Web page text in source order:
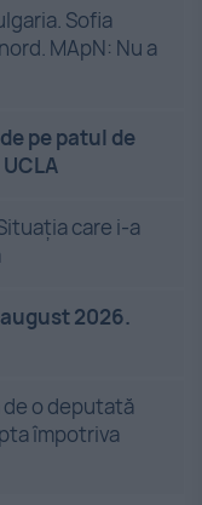
Sofia
MApN: Nu a
pe patul de
care i-a
2026.
o deputată
împotriva